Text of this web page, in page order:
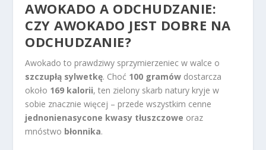
AWOKADO A ODCHUDZANIE:
CZY AWOKADO JEST DOBRE NA
ODCHUDZANIE?
Awokado to prawdziwy sprzymierzeniec w walce o
szczupłą sylwetkę. Choć 100 gramów dostarcza
około 169 kalorii, ten zielony skarb natury kryje w
sobie znacznie więcej – przede wszystkim cenne
jednonienasycone kwasy tłuszczowe oraz
mnóstwo błonnika.